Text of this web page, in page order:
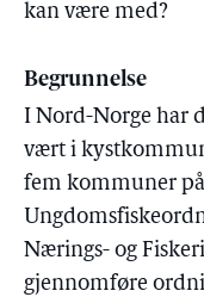
kan være med?
Begrunnelse
I Nord-Norge har
vært i
fem kommuner
Nærings- og
gjennomføre